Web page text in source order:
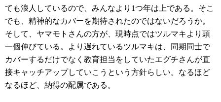
ても浪人しているので、みんなより1つ年は上である。そこ
でも、精神的なカバーを期待されたのではないだろうか。
そして、ヤマモトさんの方が、現時点ではツルマキより頭
一個伸びている。より遅れているツルマキは、同期同士で
カバーするだけでなく教育担当をしていたエグチさんが直
接キャッチアップしていこうという方針らしい。なるほど
なるほど、納得の配属である。